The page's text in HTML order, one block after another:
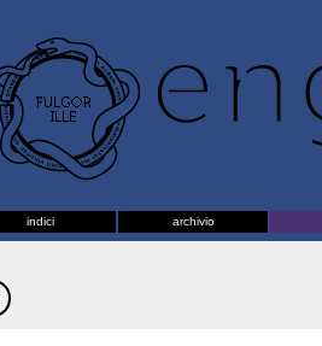
indici archivio